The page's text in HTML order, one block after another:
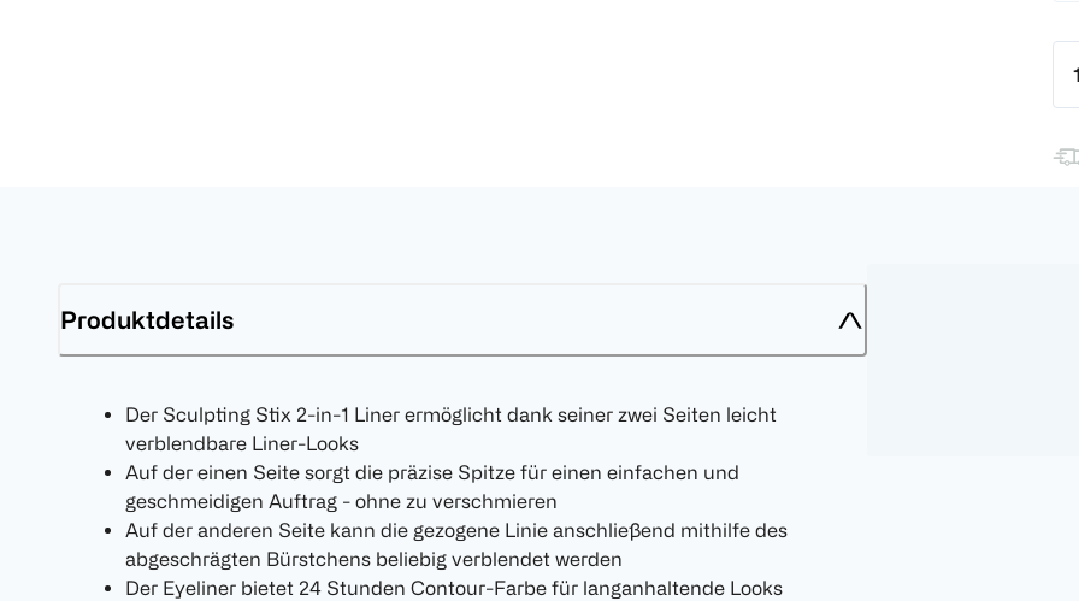
Produktdetails
Der Sculpting Stix 2-in-1 Liner ermöglicht dank seiner zwei Seiten leicht
verblendbare Liner-Looks
Auf der einen Seite sorgt die präzise Spitze für einen einfachen und
geschmeidigen Auftrag - ohne zu verschmieren
Auf der anderen Seite kann die gezogene Linie anschließend mithilfe des
abgeschrägten Bürstchens beliebig verblendet werden
Der Eyeliner bietet 24 Stunden Contour-Farbe für langanhaltende Looks